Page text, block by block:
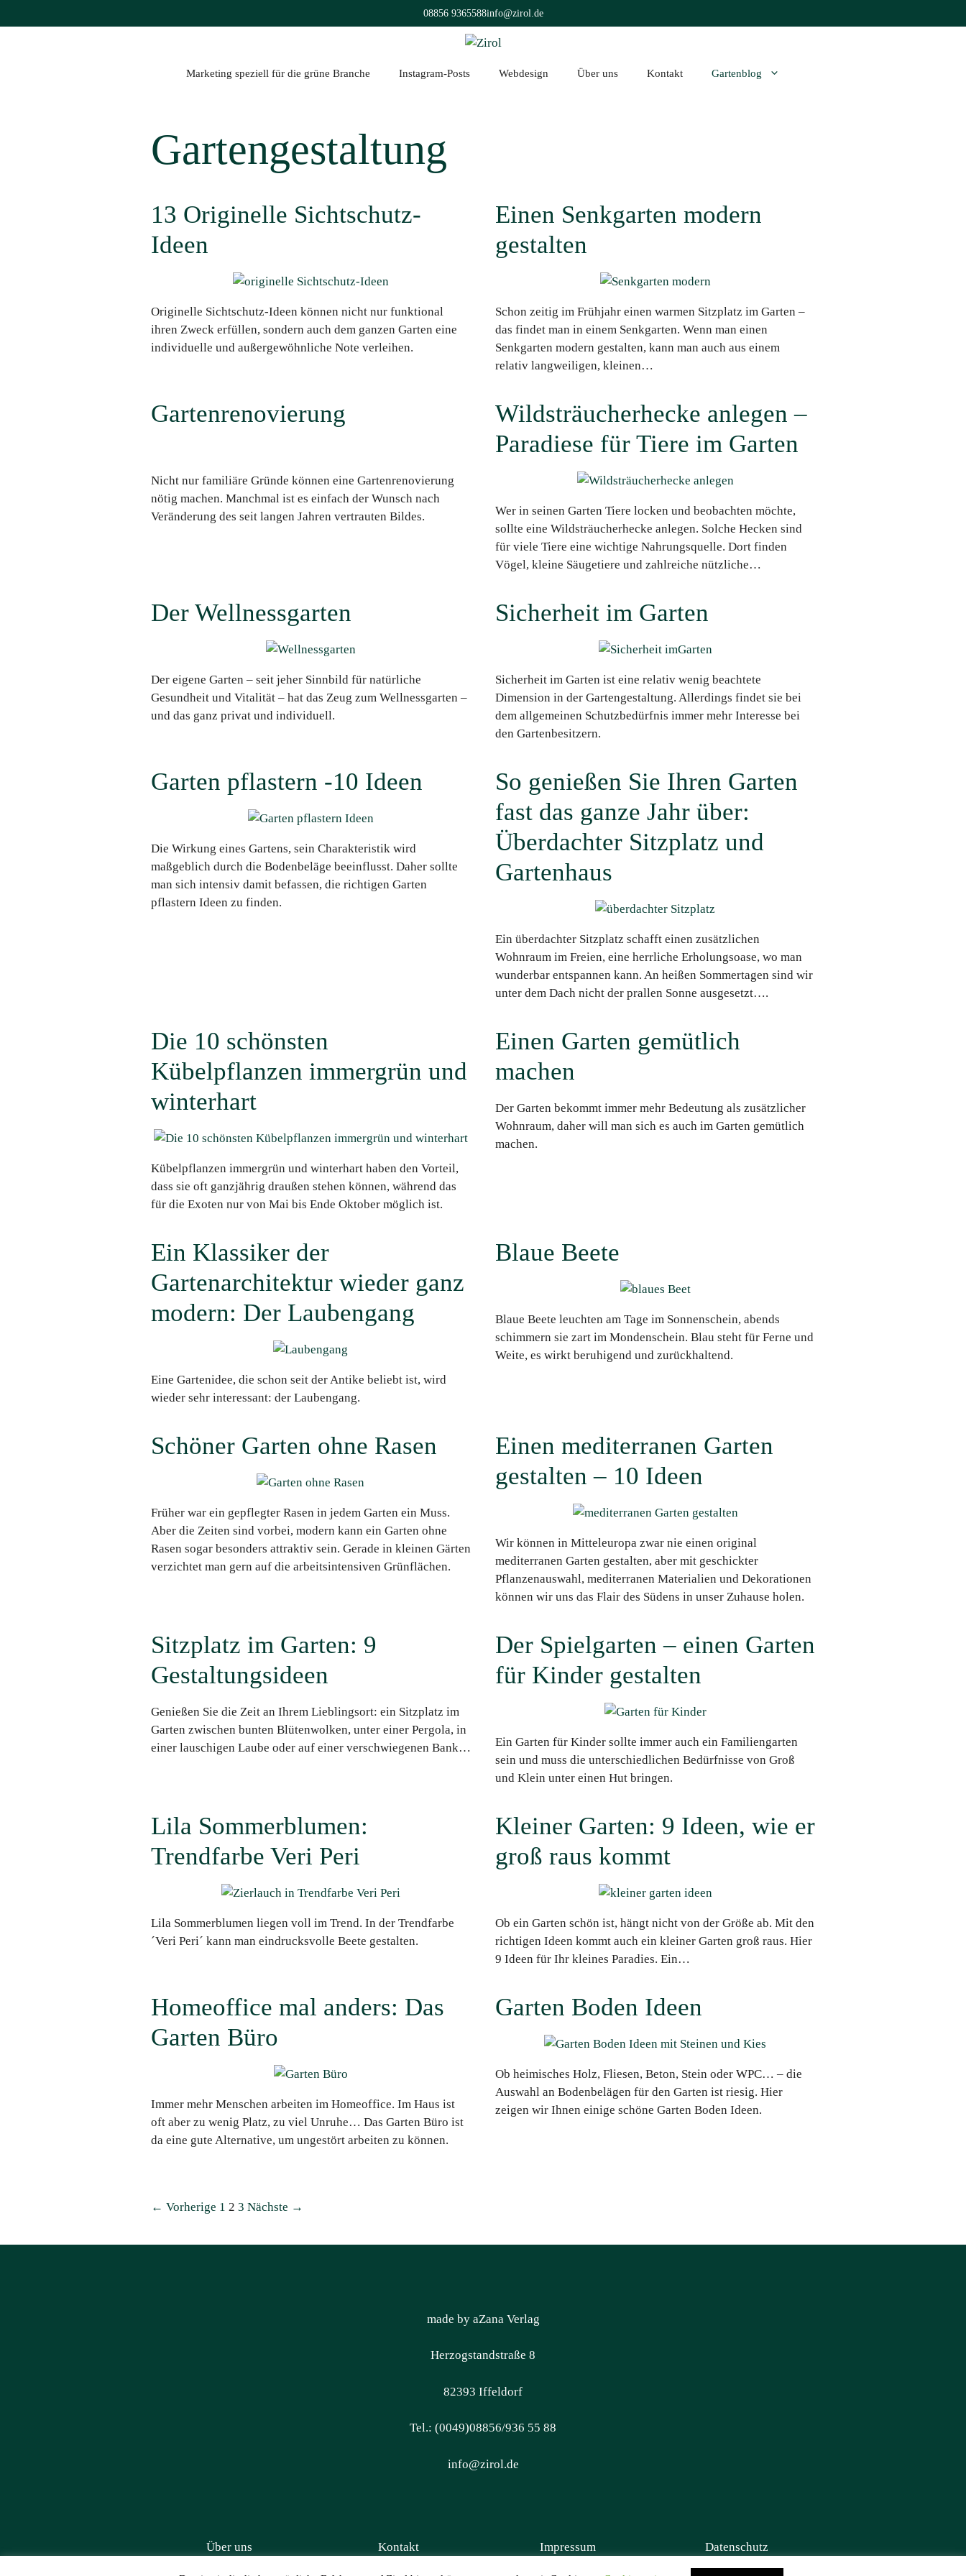
Inhalt
08856 9365588info@zirol.de
Marketing speziell für die grüne Branche Instagram-Posts Webdesign Über uns Kontakt Gartenblog
Gartengestaltung
13 Originelle Sichtschutz-
Ideen
Originelle Sichtschutz-Ideen können nicht nur funktional
ihren Zweck erfüllen, sondern auch dem ganzen Garten eine
individuelle und außergewöhnliche Note verleihen.
Einen Senkgarten modern
gestalten
Schon zeitig im Frühjahr einen warmen Sitzplatz im Garten –
das findet man in einem Senkgarten. Wenn man einen
Senkgarten modern gestalten, kann man auch aus einem
relativ langweiligen, kleinen…
Gartenrenovierung
Nicht nur familiäre Gründe können eine Gartenrenovierung
nötig machen. Manchmal ist es einfach der Wunsch nach
Veränderung des seit langen Jahren vertrauten Bildes.
Wildsträucherhecke anlegen –
Paradiese für Tiere im Garten
Wer in seinen Garten Tiere locken und beobachten möchte,
sollte eine Wildsträucherhecke anlegen. Solche Hecken sind
für viele Tiere eine wichtige Nahrungsquelle. Dort finden
Vögel, kleine Säugetiere und zahlreiche nützliche…
Der Wellnessgarten
Der eigene Garten – seit jeher Sinnbild für natürliche
Gesundheit und Vitalität – hat das Zeug zum Wellnessgarten –
und das ganz privat und individuell.
Sicherheit im Garten
Sicherheit im Garten ist eine relativ wenig beachtete
Dimension in der Gartengestaltung. Allerdings findet sie bei
dem allgemeinen Schutzbedürfnis immer mehr Interesse bei
den Gartenbesitzern.
Garten pflastern -10 Ideen
Die Wirkung eines Gartens, sein Charakteristik wird
maßgeblich durch die Bodenbeläge beeinflusst. Daher sollte
man sich intensiv damit befassen, die richtigen Garten
pflastern Ideen zu finden.
So genießen Sie Ihren Garten
fast das ganze Jahr über:
Überdachter Sitzplatz und
Gartenhaus
Ein überdachter Sitzplatz schafft einen zusätzlichen
Wohnraum im Freien, eine herrliche Erholungsoase, wo man
wunderbar entspannen kann. An heißen Sommertagen sind wir
unter dem Dach nicht der prallen Sonne ausgesetzt….
Die 10 schönsten
Kübelpflanzen immergrün und
winterhart
Kübelpflanzen immergrün und winterhart haben den Vorteil,
dass sie oft ganzjährig draußen stehen können, während das
für die Exoten nur von Mai bis Ende Oktober möglich ist.
Einen Garten gemütlich
machen
Der Garten bekommt immer mehr Bedeutung als zusätzlicher
Wohnraum, daher will man sich es auch im Garten gemütlich
machen.
Ein Klassiker der
Gartenarchitektur wieder ganz
modern: Der Laubengang
Eine Gartenidee, die schon seit der Antike beliebt ist, wird
wieder sehr interessant: der Laubengang.
Blaue Beete
Blaue Beete leuchten am Tage im Sonnenschein, abends
schimmern sie zart im Mondenschein. Blau steht für Ferne und
Weite, es wirkt beruhigend und zurückhaltend.
Schöner Garten ohne Rasen
Früher war ein gepflegter Rasen in jedem Garten ein Muss.
Aber die Zeiten sind vorbei, modern kann ein Garten ohne
Rasen sogar besonders attraktiv sein. Gerade in kleinen Gärten
verzichtet man gern auf die arbeitsintensiven Grünflächen.
Einen mediterranen Garten
gestalten – 10 Ideen
Wir können in Mitteleuropa zwar nie einen original
mediterranen Garten gestalten, aber mit geschickter
Pflanzenauswahl, mediterranen Materialien und Dekorationen
können wir uns das Flair des Südens in unser Zuhause holen.
Sitzplatz im Garten: 9
Gestaltungsideen
Genießen Sie die Zeit an Ihrem Lieblingsort: ein Sitzplatz im
Garten zwischen bunten Blütenwolken, unter einer Pergola, in
einer lauschigen Laube oder auf einer verschwiegenen Bank…
Der Spielgarten – einen Garten
für Kinder gestalten
Ein Garten für Kinder sollte immer auch ein Familiengarten
sein und muss die unterschiedlichen Bedürfnisse von Groß
und Klein unter einen Hut bringen.
Lila Sommerblumen:
Trendfarbe Veri Peri
Lila Sommerblumen liegen voll im Trend. In der Trendfarbe
´Veri Peri´ kann man eindrucksvolle Beete gestalten.
Kleiner Garten: 9 Ideen, wie er
groß raus kommt
Ob ein Garten schön ist, hängt nicht von der Größe ab. Mit den
richtigen Ideen kommt auch ein kleiner Garten groß raus. Hier
9 Ideen für Ihr kleines Paradies. Ein…
Homeoffice mal anders: Das
Garten Büro
Immer mehr Menschen arbeiten im Homeoffice. Im Haus ist
oft aber zu wenig Platz, zu viel Unruhe… Das Garten Büro ist
da eine gute Alternative, um ungestört arbeiten zu können.
Garten Boden Ideen
Ob heimisches Holz, Fliesen, Beton, Stein oder WPC… – die
Auswahl an Bodenbelägen für den Garten ist riesig. Hier
zeigen wir Ihnen einige schöne Garten Boden Ideen.
← Vorherige 1 2 3 Nächste →
made by aZana Verlag
Herzogstandstraße 8
82393 Iffeldorf
Tel.: (0049)08856/936 55 88
info@zirol.de
Über uns Kontakt Impressum Datenschutz